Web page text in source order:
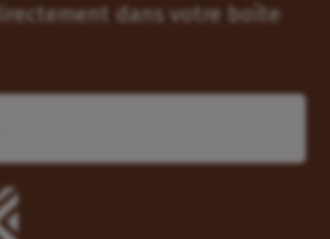
dans votre boîte